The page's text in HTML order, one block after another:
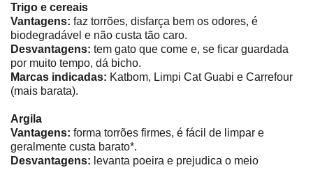
Trigo e cereais
Vantagens: faz torrões, disfarça bem os odores, é
biodegradável e não custa tão caro.
Desvantagens: tem gato que come e, se ficar guardada
por muito tempo, dá bicho.
Marcas indicadas: Katbom, Limpi Cat Guabi e Carrefour
(mais barata).
Argila
Vantagens: forma torrões firmes, é fácil de limpar e
geralmente custa barato*.
Desvantagens: levanta poeira e prejudica o meio